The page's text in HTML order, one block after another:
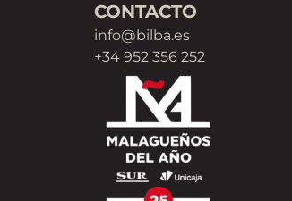
CONTACTO
info@bilba.es
+34 952 356 252